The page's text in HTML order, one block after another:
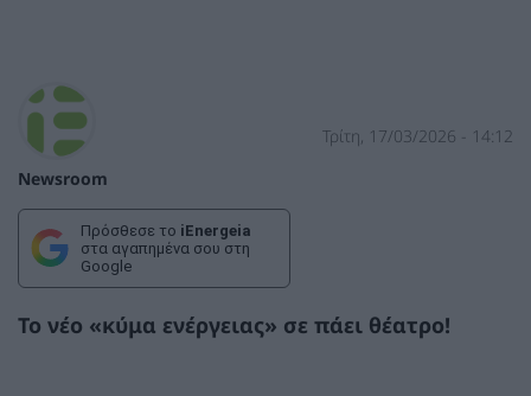
Newsroom
Τρίτη, 17/03/2026 - 14:12
Πρόσθεσε το iEnergeia
στα αγαπημένα σου στη
Google
Το νέο «κύμα ενέργειας» σε πάει θέατρο!